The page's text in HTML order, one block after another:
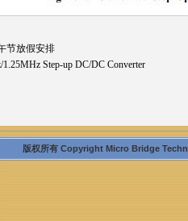
节放假安排
Step-up DC/DC Converter
版权所有 Copyright Micro Bridge